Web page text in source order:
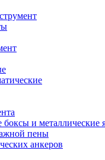
боксы и металлические
пены
анкеров